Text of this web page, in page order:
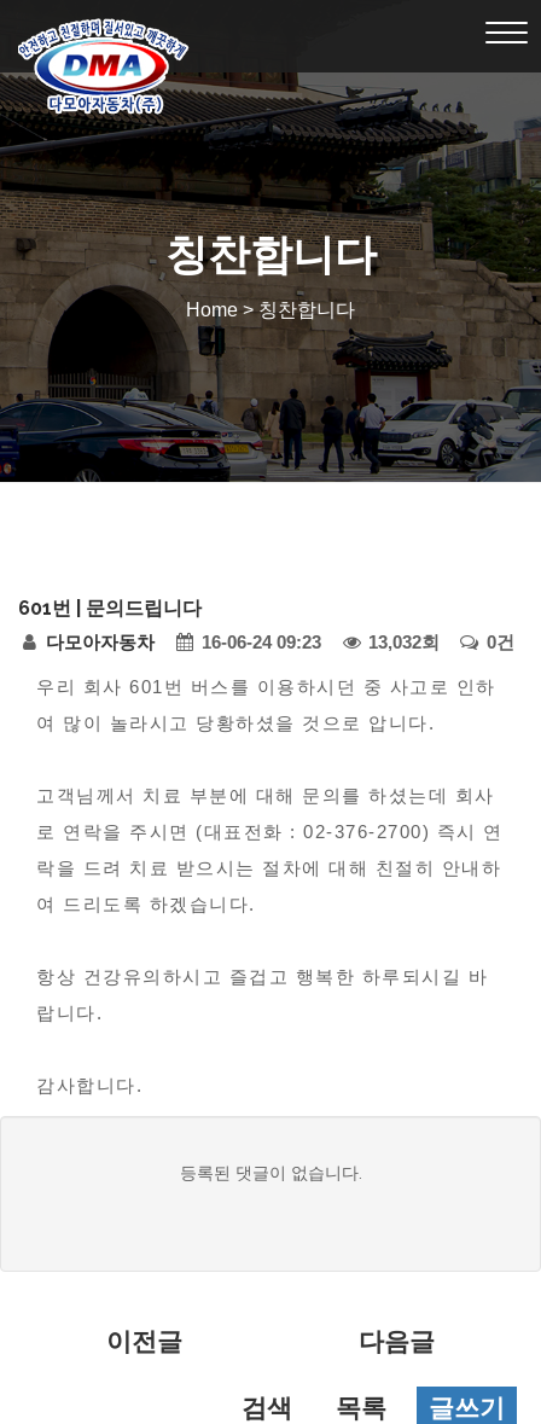
칭찬합니다
Home > 칭찬합니다
601번 | 문의드립니다
페
이
지
정
보
다모아자동차 16-06-24 09:23 13,032회 0건
본
문
우리 회사 601번 버스를 이용하시던 중 사고로 인하
여 많이 놀라시고 당황하셨을 것으로 압니다.
고객님께서 치료 부분에 대해 문의를 하셨는데 회사
로 연락을 주시면 (대표전화 : 02-376-2700) 즉시 연
락을 드려 치료 받으시는 절차에 대해 친절히 안내하
여 드리도록 하겠습니다.
항상 건강유의하시고 즐겁고 행복한 하루되시길 바
랍니다.
감사합니다.
등록된 댓글이 없습니다.
이전글 다음글
검색 목록 글쓰기